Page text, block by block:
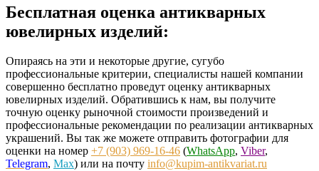
Бесплатная оценка антикварных
ювелирных изделий:
Опираясь на эти и некоторые другие, сугубо
профессиональные критерии, специалисты нашей компании
совершенно бесплатно проведут оценку антикварных
ювелирных изделий. Обратившись к нам, вы получите
точную оценку рыночной стоимости произведений и
профессиональные рекомендации по реализации антикварных
украшений. Вы так же можете отправить фотографии для
оценки на номер +7 (903) 969-16-46 (WhatsApp, Viber,
Telegram, Max) или на почту info@kupim-antikvariat.ru